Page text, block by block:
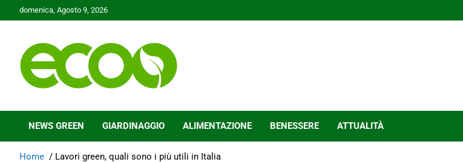
to
domenica, Agosto 9, 2026
Ecoo.it
NEWS GREEN GIARDINAGGIO ALIMENTAZIONE BENESSERE ATTUALITÀ
Home Lavori green, quali sono i più utili in Italia